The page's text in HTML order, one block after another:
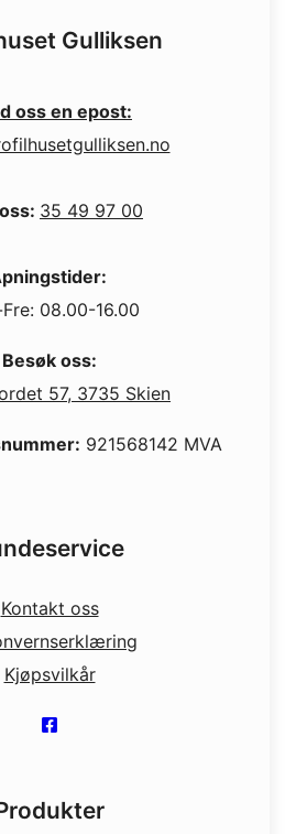
Gulliksen
oss en epost:
35 49 97 00
08.00-16.00
Besøk oss:
57, 3735 Skien
921568142 MVA
Kontakt oss
Kjøpsvilkår